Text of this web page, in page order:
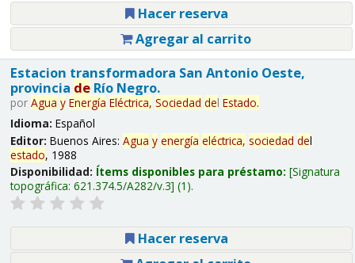
Hacer reserva
Agregar al carrito
Estacion transformadora San Antonio Oeste,
provincia deRío Negro.
por Agua y Energía Eléctrica, Sociedad del Estado.
Idioma: Español
Editor: Buenos Aires: Agua y energía eléctrica, sociedad del
estado, 1988
Disponibilidad: Ítems disponibles para préstamo: Signatura
topográfica: 621.374.5/A282/v.3 (1).
Hacer reserva